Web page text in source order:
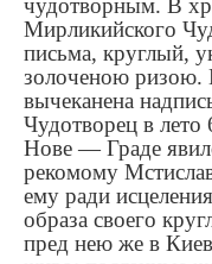
Мирликийского
письма, круглый,
золоченою
вычеканена
Чудотворец в
Нове — Граде
рекомому
ему ради
образа своего
пред нею же в